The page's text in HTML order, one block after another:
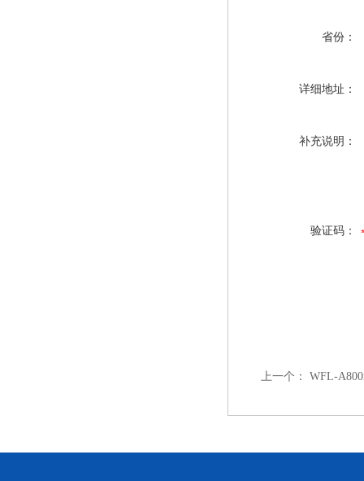
省份：
详细地址：
补充说明：
验证码：
上一个： WFL-